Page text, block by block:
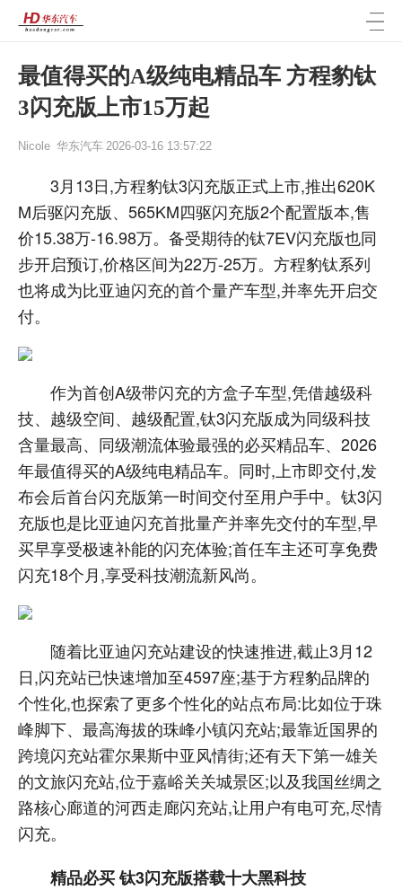
最值得买的A级纯电精品车 方程豹钛
3闪充版上市15万起
Nicole 华东汽车 2026-03-16 13:57:22
3月13日,方程豹钛3闪充版正式上市,推出620K
M后驱闪充版、565KM四驱闪充版2个配置版本,售
价15.38万-16.98万。备受期待的钛7EV闪充版也同
步开启预订,价格区间为22万-25万。方程豹钛系列
也将成为比亚迪闪充的首个量产车型,并率先开启交
付。
作为首创A级带闪充的方盒子车型,凭借越级科
技、越级空间、越级配置,钛3闪充版成为同级科技
含量最高、同级潮流体验最强的必买精品车、2026
年最值得买的A级纯电精品车。同时,上市即交付,发
布会后首台闪充版第一时间交付至用户手中。钛3闪
充版也是比亚迪闪充首批量产并率先交付的车型,早
买早享受极速补能的闪充体验;首任车主还可享免费
闪充18个月,享受科技潮流新风尚。
随着比亚迪闪充站建设的快速推进,截止3月12
日,闪充站已快速增加至4597座;基于方程豹品牌的
个性化,也探索了更多个性化的站点布局:比如位于珠
峰脚下、最高海拔的珠峰小镇闪充站;最靠近国界的
跨境闪充站霍尔果斯中亚风情街;还有天下第一雄关
的文旅闪充站,位于嘉峪关关城景区;以及我国丝绸之
路核心廊道的河西走廊闪充站,让用户有电可充,尽情
闪充。
精品必买 钛3闪充版搭载十大黑科技